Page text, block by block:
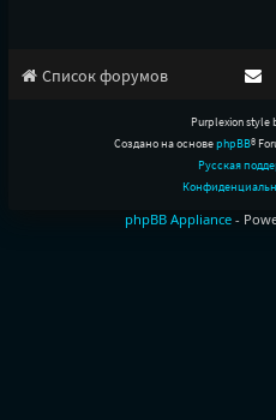
Список форумов
Purplexion style
Создано на основеphpBB®
Русская
phpBB Appliance -